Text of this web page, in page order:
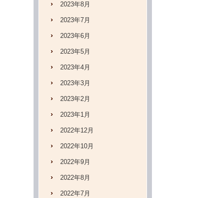
2023年8月
2023年7月
2023年6月
2023年5月
2023年4月
2023年3月
2023年2月
2023年1月
2022年12月
2022年10月
2022年9月
2022年8月
2022年7月